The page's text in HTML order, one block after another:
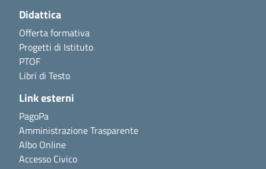
Didattica
Offerta formativa
Progetti di Istituto
PTOF
Libri di Testo
Link esterni
PagoPa
Amministrazione Trasparente
Albo Online
Accesso Civico